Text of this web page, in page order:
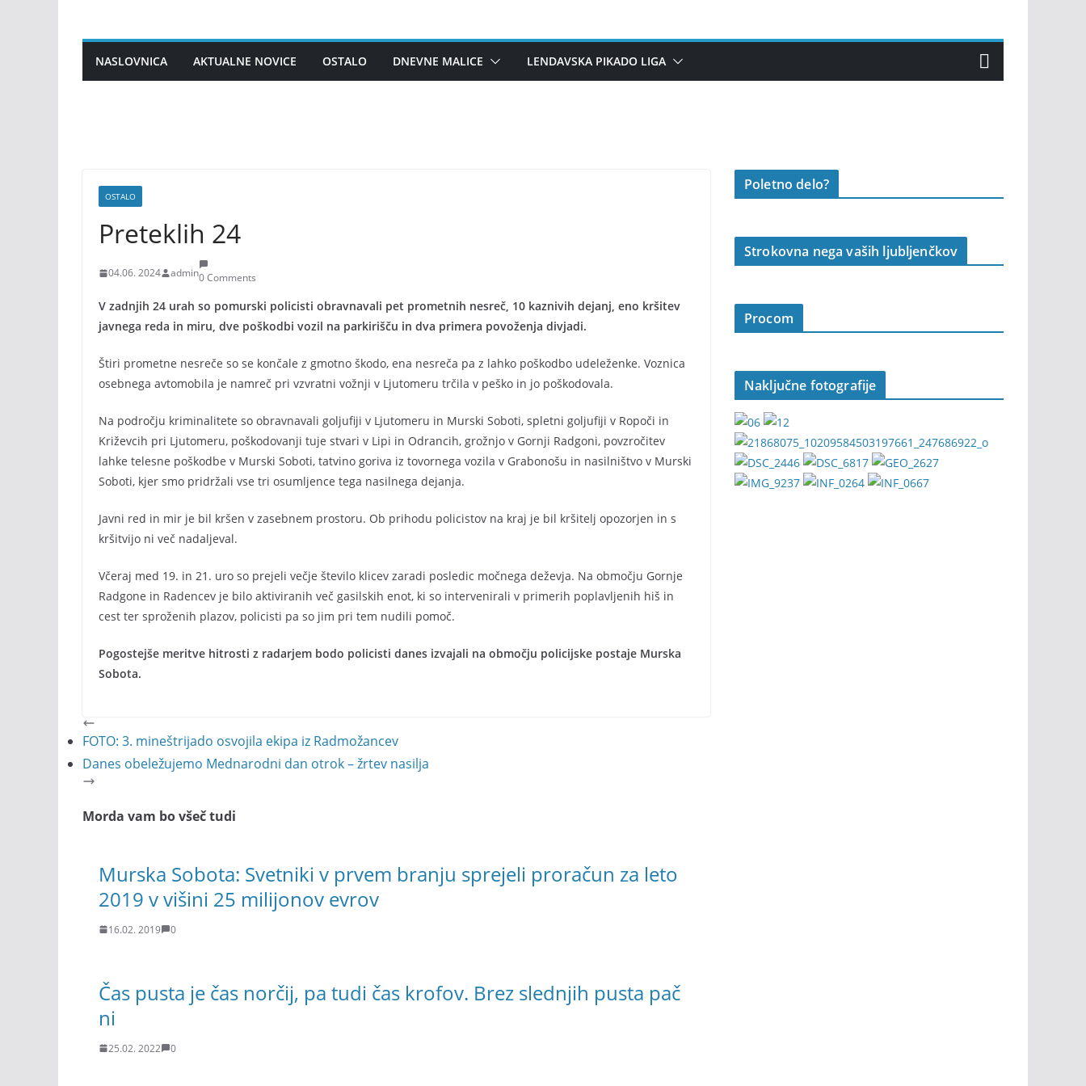
contentNASLOVNICA AKTUALNE NOVICE OSTALO DNEVNE MALICE LENDAVSKA PIKADO LIGA
OSTALO
Preteklih 24
04.06. 2024 admin0 Comments
V zadnjih 24 urah so pomurski policisti obravnavali pet prometnih nesreč, 10 kaznivih dejanj, eno kršitev
javnega reda in miru, dve poškodbi vozil na parkirišču in dva primera povoženja divjadi.
Štiri prometne nesreče so se končale z gmotno škodo, ena nesreča pa z lahko poškodbo udeleženke. Voznica
osebnega avtomobila je namreč pri vzvratni vožnji v Ljutomeru trčila v peško in jo poškodovala.
Na področju kriminalitete so obravnavali goljufiji v Ljutomeru in Murski Soboti, spletni goljufiji v Ropoči in
Križevcih pri Ljutomeru, poškodovanji tuje stvari v Lipi in Odrancih, grožnjo v Gornji Radgoni, povzročitev
lahke telesne poškodbe v Murski Soboti, tatvino goriva iz tovornega vozila v Grabonošu in nasilništvo v Murski
Soboti, kjer smo pridržali vse tri osumljence tega nasilnega dejanja.
Javni red in mir je bil kršen v zasebnem prostoru. Ob prihodu policistov na kraj je bil kršitelj opozorjen in s
kršitvijo ni več nadaljeval.
Včeraj med 19. in 21. uro so prejeli večje število klicev zaradi posledic močnega deževja. Na območju Gornje
Radgone in Radencev je bilo aktiviranih več gasilskih enot, ki so intervenirali v primerih poplavljenih hiš in
cest ter sproženih plazov, policisti pa so jim pri tem nudili pomoč.
Pogostejše meritve hitrosti z radarjem bodo policisti danes izvajali na območju policijske postaje Murska
Sobota.
FOTO: 3. mineštrijado osvojila ekipa iz Radmožancev
Danes obeležujemo Mednarodni dan otrok – žrtev nasilja
Morda vam bo všeč tudi
Murska Sobota: Svetniki v prvem branju sprejeli proračun za leto
2019 v višini 25 milijonov evrov
16.02. 2019 0
Čas pusta je čas norčij, pa tudi čas krofov. Brez slednjih pusta pač
ni
25.02. 2022 0
Poletno delo?
Strokovna nega vaših ljubljenčkov
Procom
Naključne fotografije